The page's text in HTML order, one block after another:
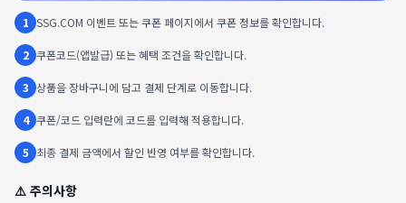
1 SSG.COM 이벤트 또는 쿠폰 페이지에서 쿠폰 정보를 확인합니다.
2 쿠폰코드(앱발급) 또는 혜택 조건을 확인합니다.
3 상품을 장바구니에 담고 결제 단계로 이동합니다.
4 쿠폰/코드 입력란에 코드를 입력해 적용합니다.
5 최종 결제 금액에서 할인 반영 여부를 확인합니다.
⚠️ 주의사항